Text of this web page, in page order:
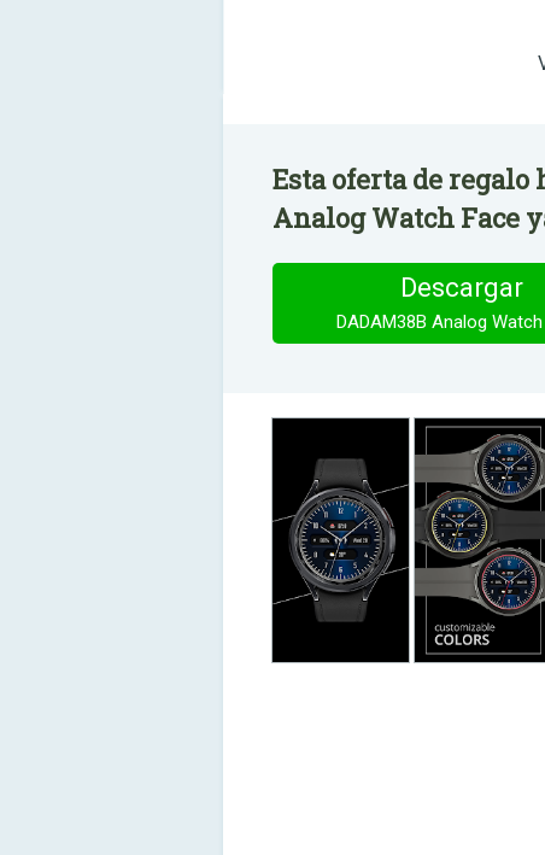
Esta oferta de regalo
Analog Watch Face
Descargar
DADAM38B Analog